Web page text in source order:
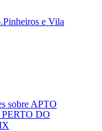
e Vila
sobre APTO
DO